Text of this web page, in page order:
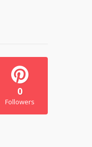
0
Followers